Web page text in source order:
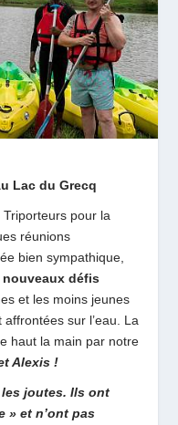
Lac du Grecq
pour la
réunions
bien sympathique,
nouveaux défis
et les moins jeunes
sur l’eau. La
haut la main par notre
Alexis !
joutes. Ils ont
» et n’ont pas